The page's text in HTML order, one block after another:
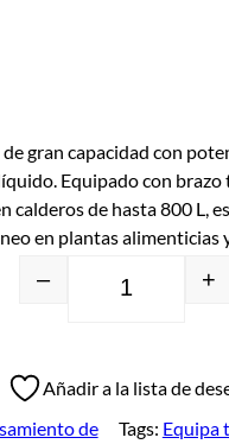
gran capacidad con
Equipado con
calderos de hasta 800 L,
en plantas alimenticias
– +
Añadir a la lista de
de
Tags: Equipa